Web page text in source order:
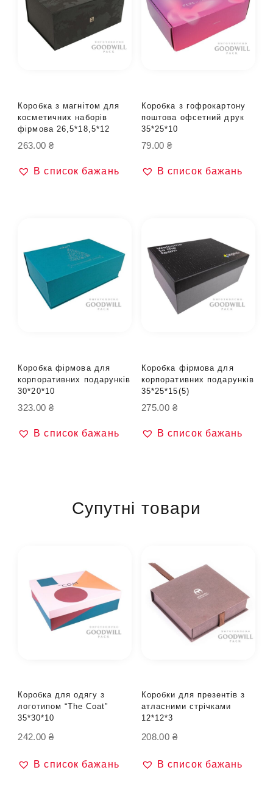
Коробка з магнітом для
косметичних наборів
фірмова 26,5*18,5*12
263.00 ₴
В список бажань
Коробка з гофрокартону
поштова офсетний друк
35*25*10
79.00₴
В список бажань
Коробка фірмова для
корпоративних подарунків
30*20*10
323.00 ₴
В список бажань
Коробка фірмова для
корпоративних подарунків
35*25*15(5)
275.00 ₴
В список бажань
Супутні товари
Коробка для одягу з
логотипом “The Coat”
35*30*10
242.00 ₴
В список бажань
Коробки для презентів з
атласними стрічками
12*12*3
208.00 ₴
В список бажань